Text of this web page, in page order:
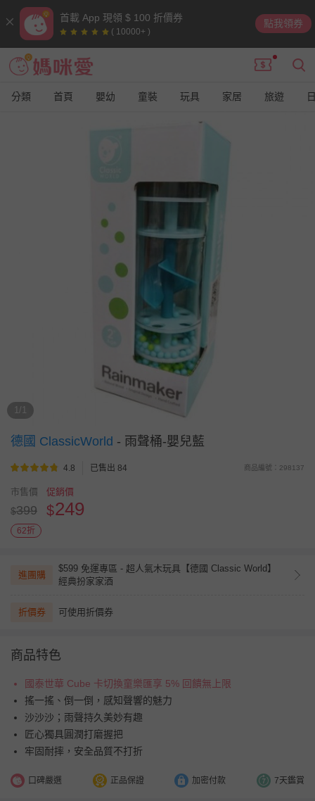
首載 App 現領 $ 100 折價券
( 10000+ )
點我領券
分類 首頁 嬰幼 童裝 玩具 家居 旅遊
1/1
德國 ClassicWorld - 雨聲桶-嬰兒藍
4.8 已售出 84 商品編號：298137
市售價
$399
促銷價
$249
62折
進團購
$599 免運專區 - 超人氣木玩具【德國 Classic World】
經典扮家家酒
折價券 可使用折價券
商品特色
國泰世華 Cube 卡切換童樂匯享 5% 回饋無上限
搖一搖、倒一倒，感知聲響的魅力
沙沙沙；雨聲持久美妙有趣
匠心獨具圓潤打磨握把
牢固耐摔，安全品質不打折
口碑嚴選 正品保證 加密付款 7天鑑賞